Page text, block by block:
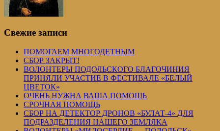
Свежие записи
ПОМОГАЕМ МНОГОДЕТНЫМ
СБОР ЗАКРЫТ!
ВОЛОНТЕРЫ ПОДОЛЬСКОГО БЛАГОЧИНИЯ
ПРИНЯЛИ УЧАСТИЕ В ФЕСТИВАЛЕ «БЕЛЫЙ
ЦВЕТОК»
ОЧЕНЬ НУЖНА ВАША ПОМОЩЬ
СРОЧНАЯ ПОМОЩЬ
СБОР НА ДЕТЕКТОР ДРОНОВ «БУЛАТ-4» ДЛЯ
ПОДРАЗДЕЛЕНИЯ НАШЕГО ЗЕМЛЯКА